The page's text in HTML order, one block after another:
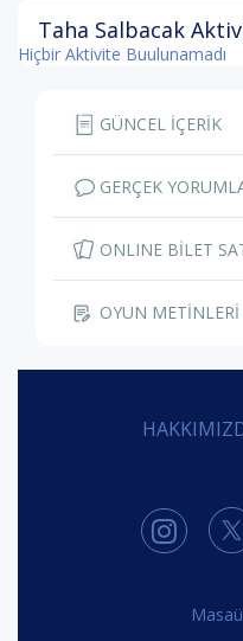
Taha Salbacak
Hiçbir Aktivite Buulunamadı
GÜNCEL İÇERİK
GERÇEK
ONLINE BİLET
OYUN